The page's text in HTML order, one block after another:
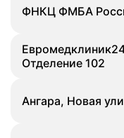
ФНКЦ ФМБА
Отделение 102
Ангара, Новая